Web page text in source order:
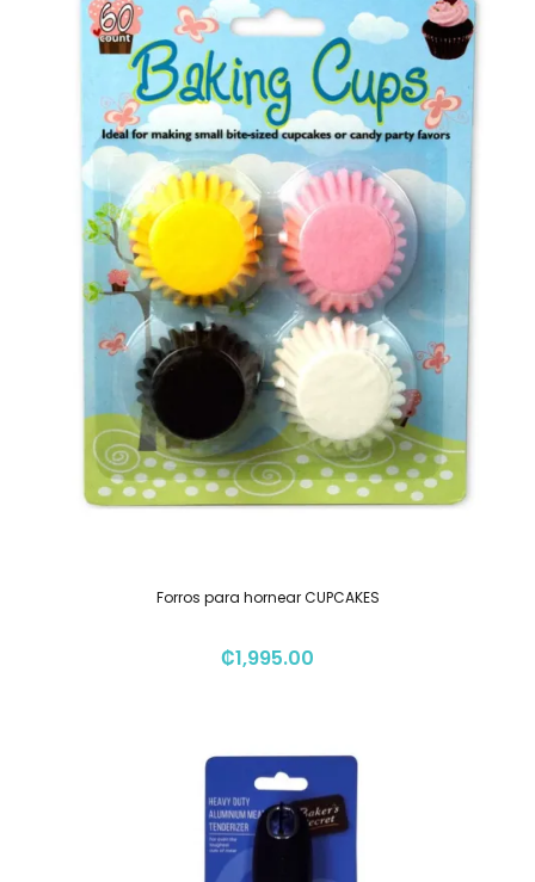
Forros para hornear CUPCAKES
₡1,995.00